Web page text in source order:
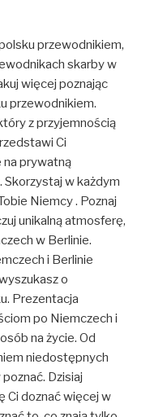
przewodnikiem,
skarby w
więcej poznając
przewodnikiem.
z przyjemnością
Ci
na prywatną
w każdym
Niemcy . Poznaj
unikalną atmosferę,
w Berlinie.
i Berlinie
o
Prezentacja
po Niemczech i
na życie. Od
niedostępnych
Dzisiaj
Ci doznać więcej w